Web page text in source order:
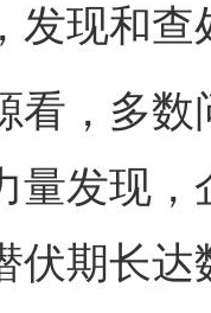
发现和查
，多数
量发现
伏期长